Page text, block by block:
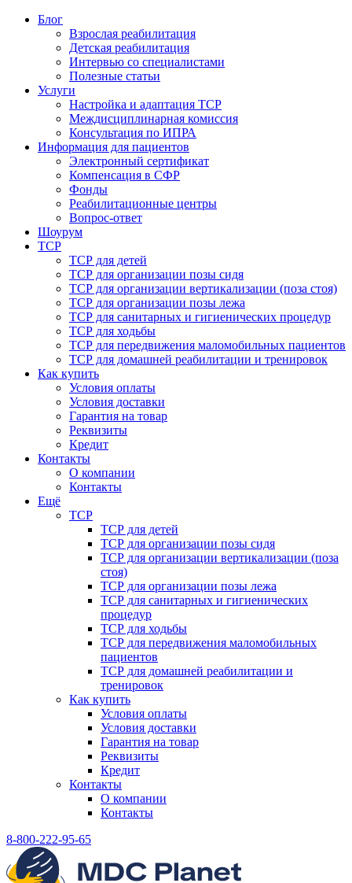
Блог
Взрослая реабилитация
Детская реабилитация
Интервью со специалистами
Полезные статьи
Услуги
Настройка и адаптация ТСР
Междисциплинарная комиссия
Консультация по ИПРА
Информация для пациентов
Электронный сертификат
Компенсация в СФР
Фонды
Реабилитационные центры
Вопрос-ответ
Шоурум
ТСР
ТСР для детей
ТСР для организации позы сидя
ТСР для организации вертикализации (поза стоя)
ТСР для организации позы лежа
ТСР для санитарных и гигиенических процедур
ТСР для ходьбы
ТСР для передвижения маломобильных пациентов
ТСР для домашней реабилитации и тренировок
Как купить
Условия оплаты
Условия доставки
Гарантия на товар
Реквизиты
Кредит
Контакты
О компании
Контакты
Ещё
ТСР
ТСР для детей
ТСР для организации позы сидя
ТСР для организации вертикализации (поза
стоя)
ТСР для организации позы лежа
ТСР для санитарных и гигиенических
процедур
ТСР для ходьбы
ТСР для передвижения маломобильных
пациентов
ТСР для домашней реабилитации и
тренировок
Как купить
Условия оплаты
Условия доставки
Гарантия на товар
Реквизиты
Кредит
Контакты
О компании
Контакты
8-800-222-95-65